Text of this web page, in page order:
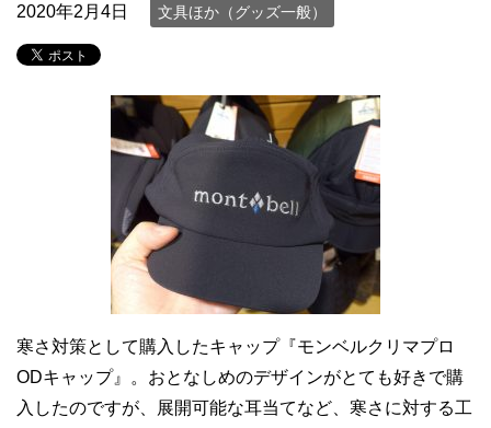
2020年2月4日 文具ほか（グッズ一般）
寒さ対策として購入したキャップ『モンベルクリマプロ
ODキャップ』。おとなしめのデザインがとても好きで購
入したのですが、展開可能な耳当てなど、寒さに対する工